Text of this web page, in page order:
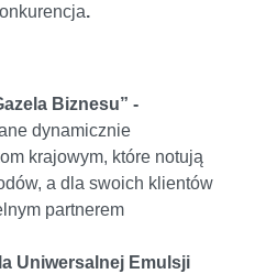
.
Biznesu” -
dynamicznie
krajowym, które notują
a dla swoich klientów
partnerem
Uniwersalnej Emulsji